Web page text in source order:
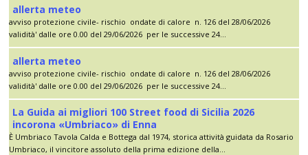
allerta meteo
avviso protezione civile- rischio ondate di calore n. 126 del 28/06/2026
validità' dalle ore 0.00 del 29/06/2026 per le successive 24...
allerta meteo
avviso protezione civile- rischio ondate di calore n. 126 del 28/06/2026
validità' dalle ore 0.00 del 29/06/2026 per le successive 24...
La Guida ai migliori 100 Street food di Sicilia 2026
incorona «Umbriaco» di Enna
È Umbriaco Tavola Calda e Bottega dal 1974, storica attività guidata da Rosario
Umbriaco, il vincitore assoluto della prima edizione della...